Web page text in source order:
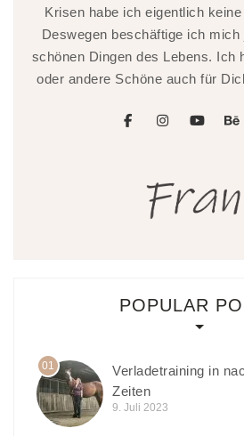
Krisen habe ich eigentlich
Deswegen beschäftige ich
schönen Dingen des Lebens. Ich
oder andere Schöne auch für
POPULAR
01
Verladetraining in
Zeiten
9. Juli 2023